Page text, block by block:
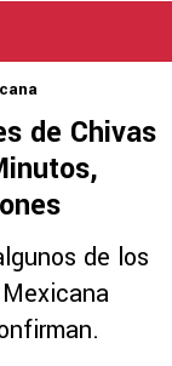
de Chivas
de los